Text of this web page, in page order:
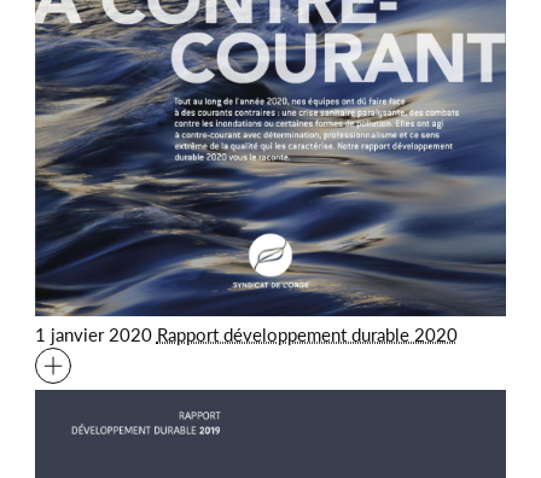
1 janvier 2020 Rapport développement durable 2020